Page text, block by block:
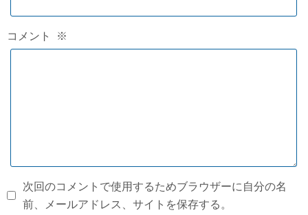
コメント ※
次回のコメントで使用するためブラウザーに自分の名
前、メールアドレス、サイトを保存する。